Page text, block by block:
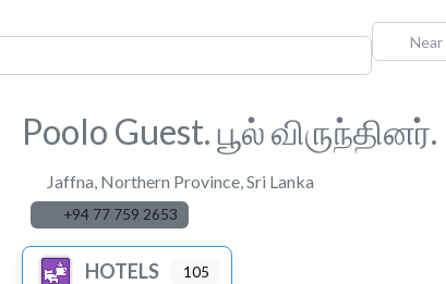
Near
Poolo Guest. பூல் விருந்தினர்.
Jaffna, Northern Province,Sri Lanka
+94 77 759 2653
HOTELS 105